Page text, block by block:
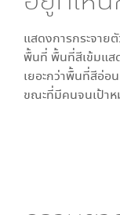
แสดงการกระจาย
พื้นที่ พื้นที่สีเข้มแส
เยอะกว่าพื้นที่สีอ่อ
ขณะที่มีคนจนเป้า